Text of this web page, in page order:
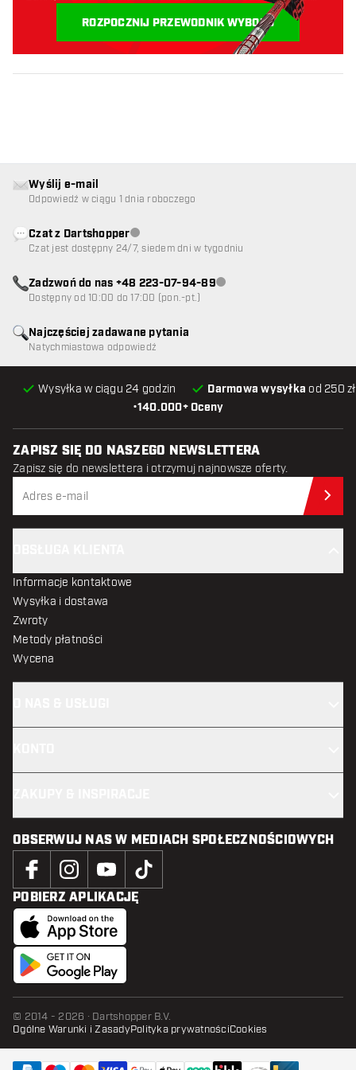
ROZPOCZNIJ PRZEWODNIK WYBORU
•140.000+ Oceny
Wysyłka w ciągu 24 godzin Darmowa wysyłka od 250
Najczęściej zadawane pytania
Natychmiastowa odpowiedź
Wyślij e-mail
Odpowiedź w ciągu 1 dnia roboczego
Czat z DartshopperObsługa klienta niedostępna
Czat jest dostępny 24/7, siedem dni w tygodniu
Zadzwoń do nas +48 223-07-94-89Obsługa klienta niedostępna
Dostępny od 10:00 do 17:00 (pon.-pt.)
ZAPISZ SIĘ DO NASZEGO NEWSLETTERA
Zapisz się do newslettera i otrzymuj najnowsze oferty.
Informacje kontaktowe
Wysyłka i dostawa
Zwroty
Metody płatności
Wycena
OBSERWUJ NAS W MEDIACH SPOŁECZNOŚCIOWYCH
POBIERZ APLIKACJĘ
© 2014 - 2026 · Dartshopper B.V.
Ogólne Warunki i ZasadyPolityka prywatnościCookies